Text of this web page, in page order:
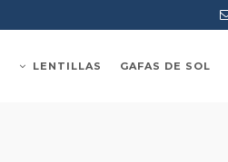
LENTILLAS GAFAS DE SOL